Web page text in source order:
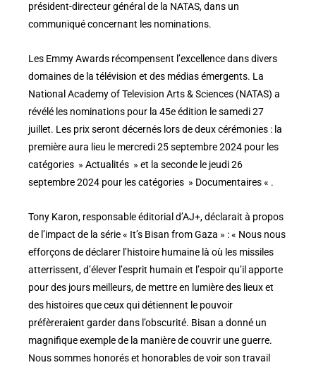
président-directeur général de la NATAS, dans un
communiqué concernant les nominations.
Les Emmy Awards récompensent l’excellence dans divers
domaines de la télévision et des médias émergents. La
National Academy of Television Arts & Sciences (NATAS) a
révélé les nominations pour la 45e édition le samedi 27
juillet. Les prix seront décernés lors de deux cérémonies : la
première aura lieu le mercredi 25 septembre 2024 pour les
catégories » Actualités » et la seconde le jeudi 26
septembre 2024 pour les catégories » Documentaires « .
Tony Karon, responsable éditorial d’AJ+, déclarait à propos
de l’impact de la série « It’s Bisan from Gaza » : « Nous nous
efforçons de déclarer l’histoire humaine là où les missiles
atterrissent, d’élever l’esprit humain et l’espoir qu’il apporte
pour des jours meilleurs, de mettre en lumière des lieux et
des histoires que ceux qui détiennent le pouvoir
préfèreraient garder dans l’obscurité. Bisan a donné un
magnifique exemple de la manière de couvrir une guerre.
Nous sommes honorés et honorables de voir son travail